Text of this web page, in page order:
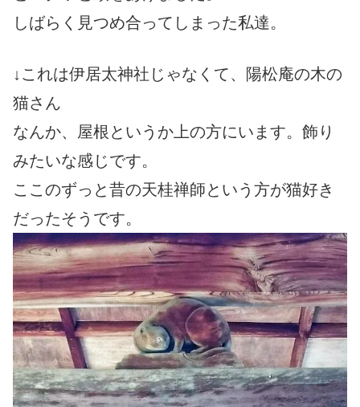
しばらく見つめ合ってしまった私達。
↓これは伊居太神社じゃなくて、陽松庵の木の
猫さん
なんか、屋根というか上の方にいます。飾り
みたいな感じです。
ここのずっと昔の天桂禅師という方が猫好き
だったそうです。